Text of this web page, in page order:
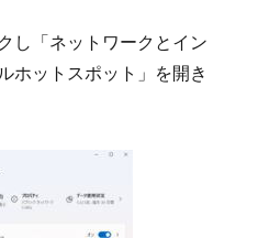
し「ネットワークとイン
ホットスポット」を開き